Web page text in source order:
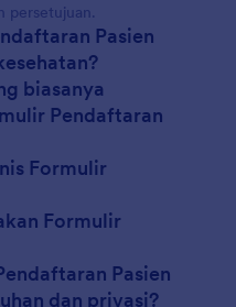
persetujuan.
Pasien
biasanya
Pendaftaran
Formulir
Formulir
Pasien
dan privasi?